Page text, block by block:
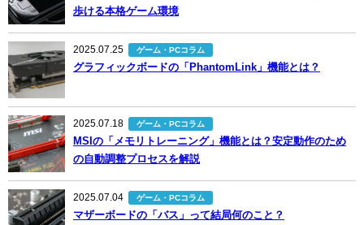
歩ける本格ゲーム環境
2025.07.25 ゲーム・PCコラム
グラフィックボードの「PhantomLink」機能とは？
2025.07.18 ゲーム・PCコラム
MSIの「メモリトレーニング」機能とは？安定動作のため
の自動調整プロセスを解説
2025.07.04 ゲーム・PCコラム
マザーボードの「バス」って結局何のこと？